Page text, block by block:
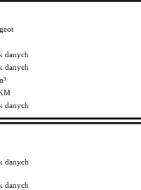
danych
danych
danych
danych
danych